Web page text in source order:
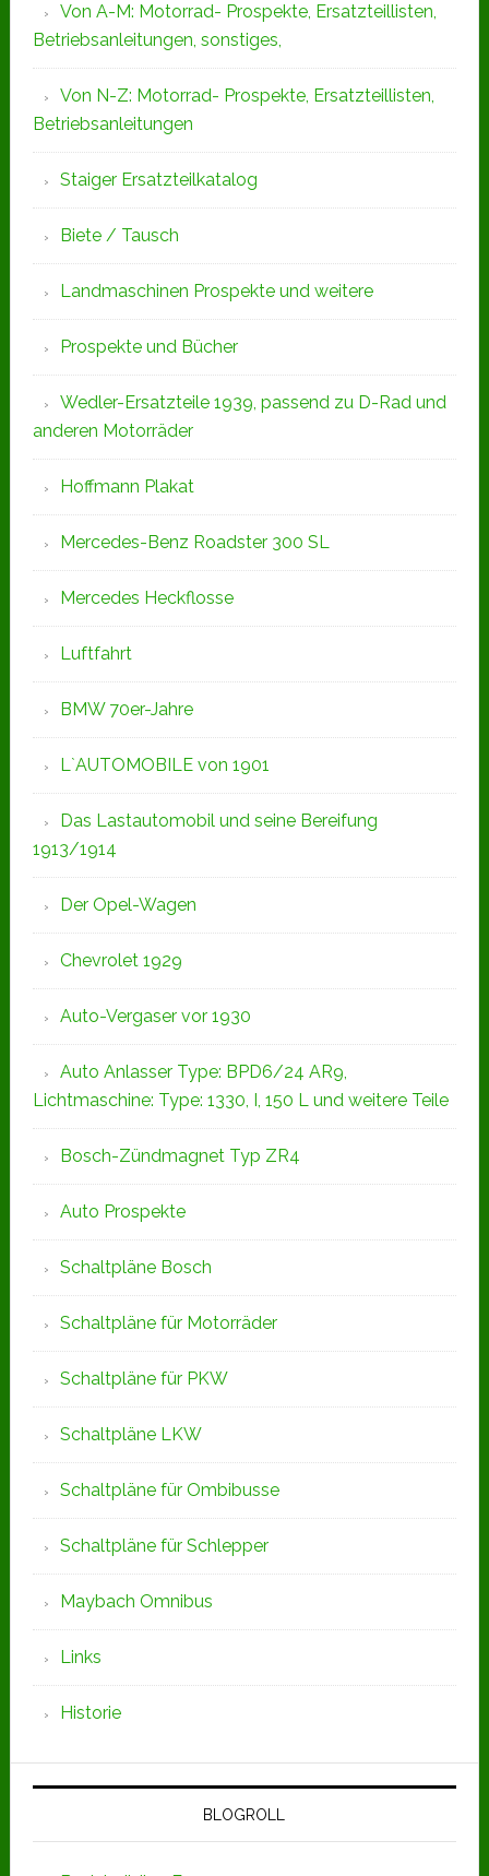
Von A-M: Motorrad- Prospekte, Ersatzteillisten,
Betriebsanleitungen, sonstiges,
Von N-Z: Motorrad- Prospekte, Ersatzteillisten,
Betriebsanleitungen
Staiger Ersatzteilkatalog
Biete / Tausch
Landmaschinen Prospekte und weitere
Prospekte und Bücher
Wedler-Ersatzteile 1939, passend zu D-Rad und
anderen Motorräder
Hoffmann Plakat
Mercedes-Benz Roadster 300 SL
Mercedes Heckflosse
Luftfahrt
BMW 70er-Jahre
L`AUTOMOBILE von 1901
Das Lastautomobil und seine Bereifung
1913/1914
Der Opel-Wagen
Chevrolet 1929
Auto-Vergaser vor 1930
Auto Anlasser Type: BPD6/24 AR9,
Lichtmaschine: Type: 1330, I, 150 L und weitere Teile
Bosch-Zündmagnet Typ ZR4
Auto Prospekte
Schaltpläne Bosch
Schaltpläne für Motorräder
Schaltpläne für PKW
Schaltpläne LKW
Schaltpläne für Ombibusse
Schaltpläne für Schlepper
Maybach Omnibus
Links
Historie
BLOGROLL